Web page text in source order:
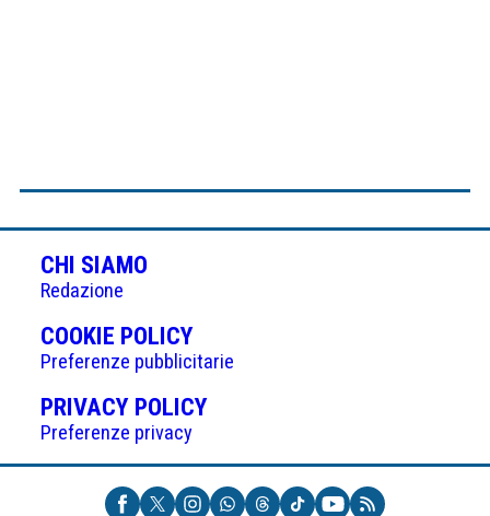
CHI SIAMO
Redazione
COOKIE POLICY(APRE
IN
UNA
NUOVA
Preferenze pubblicitarie
PRIVACY POLICY(APRE
UNA
NUOVA
Preferenze privacy